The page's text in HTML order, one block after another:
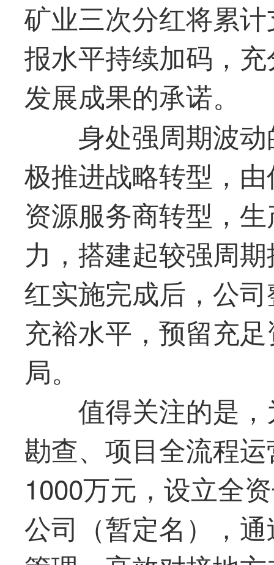
矿业三次分红将累
报水平持续加码，
发展成果的承诺。
身处强周期波
极推进战略转型，
资源服务商转型，
力，搭建起较强周
红实施完成后，公
充裕水平，预留充
局。
值得关注的是
勘查、项目全流程
1000万元，设立全
公司（暂定名），